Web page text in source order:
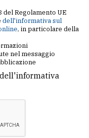
Regolamento UE
dell'informativa sul
, in particolare della
nel messaggio